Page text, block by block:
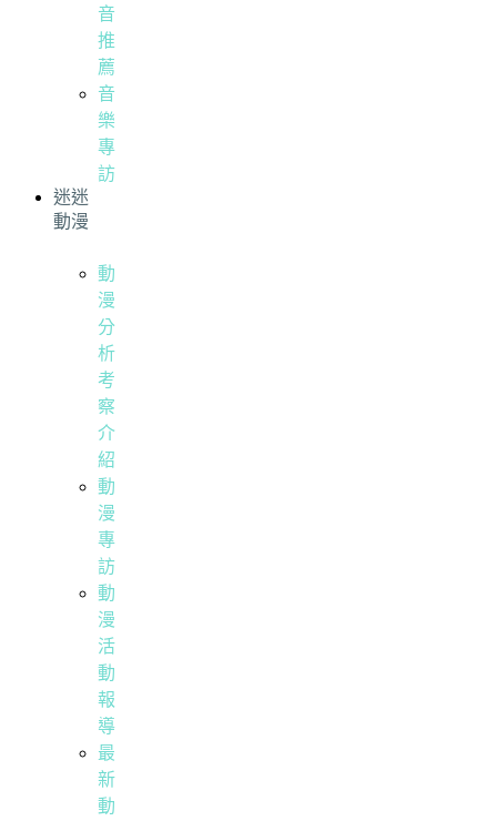
音
推
薦
音
樂
專
訪
迷迷
動漫
動
漫
分
析
考
察
介
紹
動
漫
專
訪
動
漫
活
動
報
導
最
新
動